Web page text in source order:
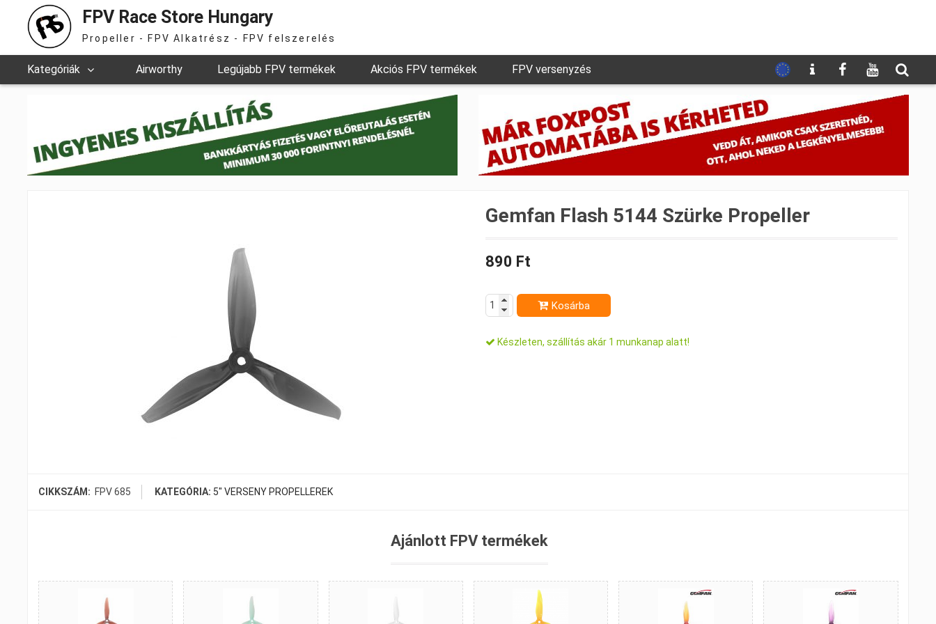
FPV Race Store Hungary
Propeller - FPV Alkatrész - FPV felszerelés
Kategóriák Airworthy Legújabb FPV termékek Akciós FPV termékek FPV versenyzés
Gemfan Flash 5144 Szürke Propeller
890 Ft
Kosárba
Készleten, szállítás akár 1 munkanap alatt!
CIKKSZÁM: FPV 685 KATEGÓRIA: 5" VERSENY PROPELLEREK
Ajánlott FPV termékek